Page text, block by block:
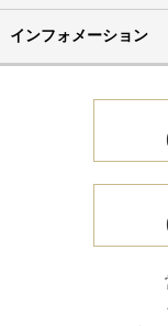
インフォメーション